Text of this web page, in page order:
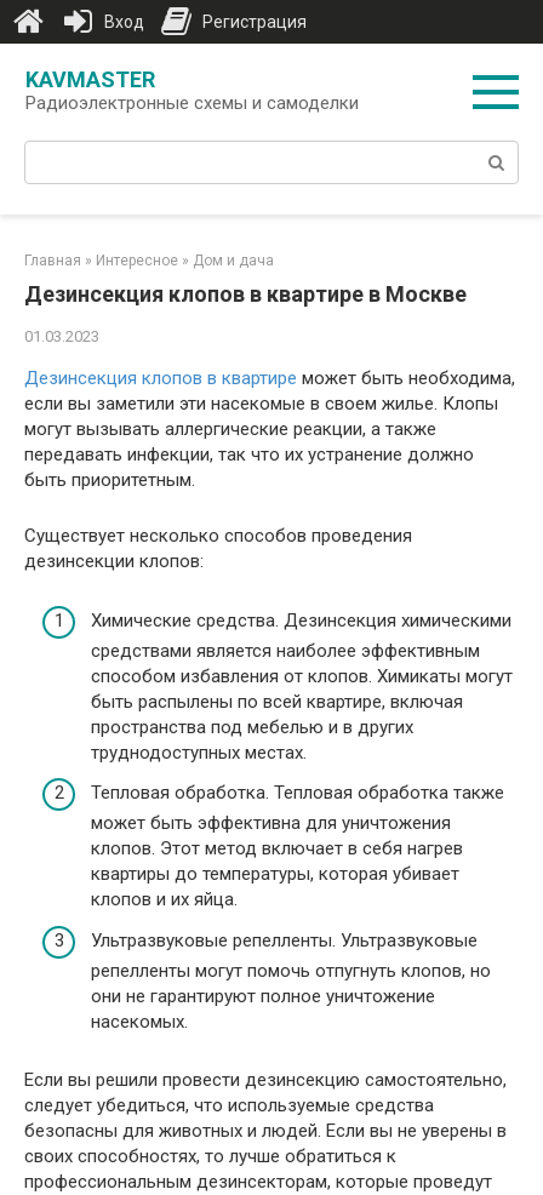
контенту
KAVMASTER
Радиоэлектронные схемы и самоделки
Поиск:
Главная » Интересное » Дом и дача
Дезинсекция клопов в квартире в Москве
01.03.2023
Дезинсекция клопов в квартире может быть необходима,
если вы заметили эти насекомые в своем жилье. Клопы
могут вызывать аллергические реакции, а также
передавать инфекции, так что их устранение должно
быть приоритетным.
Существует несколько способов проведения
дезинсекции клопов:
Химические средства. Дезинсекция химическими
средствами является наиболее эффективным
способом избавления от клопов. Химикаты могут
быть распылены по всей квартире, включая
пространства под мебелью и в других
труднодоступных местах.
Тепловая обработка. Тепловая обработка также
может быть эффективна для уничтожения
клопов. Этот метод включает в себя нагрев
квартиры до температуры, которая убивает
клопов и их яйца.
Ультразвуковые репелленты. Ультразвуковые
репелленты могут помочь отпугнуть клопов, но
они не гарантируют полное уничтожение
насекомых.
Если вы решили провести дезинсекцию самостоятельно,
следует убедиться, что используемые средства
безопасны для животных и людей. Если вы не уверены в
своих способностях, то лучше обратиться к
профессиональным дезинсекторам, которые проведут
Вход Регистрация